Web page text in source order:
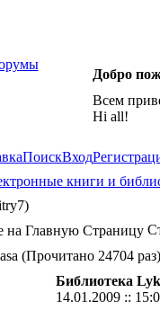
Добро
Всем
Hi all!
ПоискВход
книги и
(Прочитано 24704 раз)
Библиотека
14.01.2009 ::